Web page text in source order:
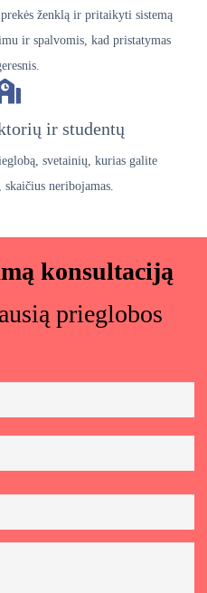
ženklą ir pritaikyti sistemą
ir spalvomis, kad pristatymas
ir studentų
svetainių, kurias galite
neribojamas.
konsultaciją
prieglobos